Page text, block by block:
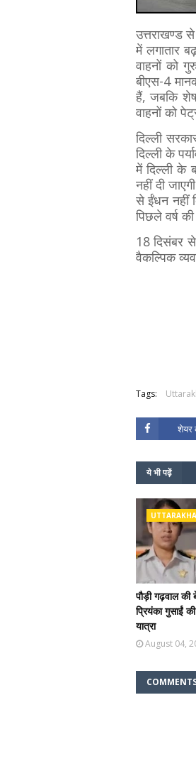
उत्तराखण्ड से
में लगातार
वाहनों को
बीएस-4
हैं, जबकि शेष
वाहनों को
दिल्ली
दिल्ली के
में दिल्ली के
नहीं दी
से ईंधन नहीं
पिछले वर्ष
18 दिसंबर
वैकल्पिक
Tags:
शेयर
ये भी पढ़ें
पौड़ी गढ़वाल
प्रियंका गुसाईं
यात्रा
August 04,